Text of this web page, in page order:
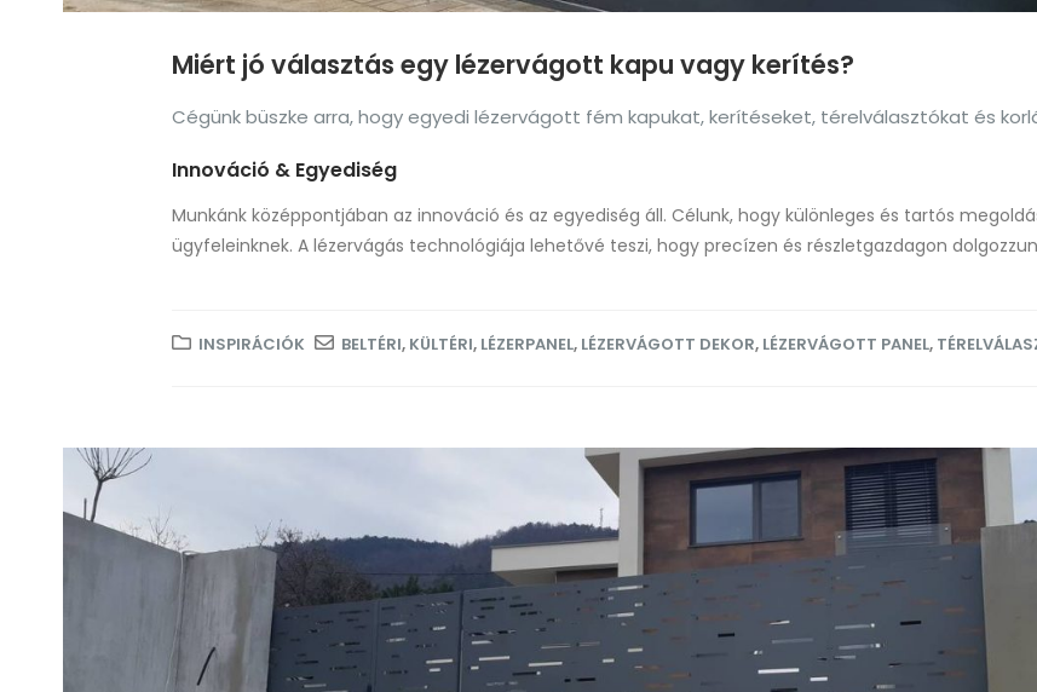
Miért jó választás egy lézervágott kapu vagy kerítés?
Cégünk büszke arra, hogy egyedi lézervágott fém kapukat, kerítéseket, térelválasztókat és
Innováció & Egyediség
Munkánk középpontjában az innováció és az egyediség áll. Célunk, hogy különleges és tartós
ügyfeleinknek. A lézervágás technológiája lehetővé teszi, hogy precízen és részletgazdagon
INSPIRÁCIÓK BELTÉRI, KÜLTÉRI, LÉZERPANEL, LÉZERVÁGOTT DEKOR, LÉZERVÁGOTT PANEL,